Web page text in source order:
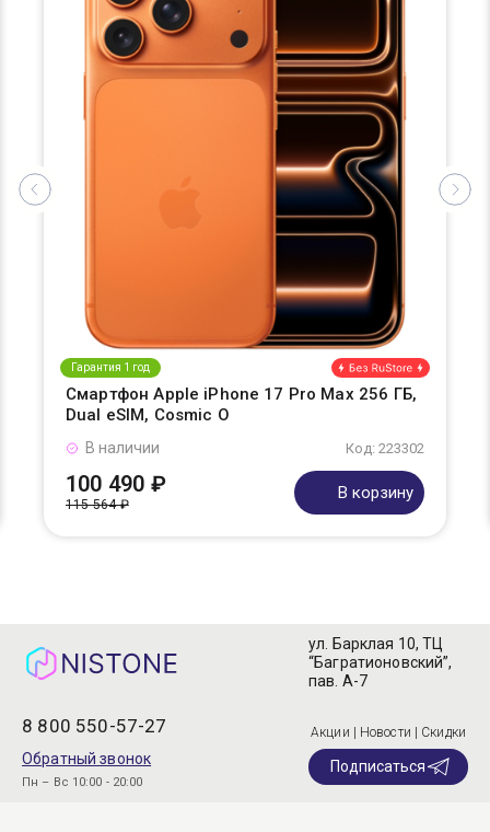
Гарантия 1 год
Смартфон Apple iPhone 17 Pro Max 256 ГБ,
Dual eSIM, Cosmic O
Код: 223302
В наличии
100 490 ₽
115 564 ₽
В корзину
8 800 550-57-27
Обратный звонок
Пн – Вс 10:00 - 20:00
ул. Барклая 10, ТЦ
“Багратионовский”,
пав. А-7
Акции | Новости | Скидки
Подписаться